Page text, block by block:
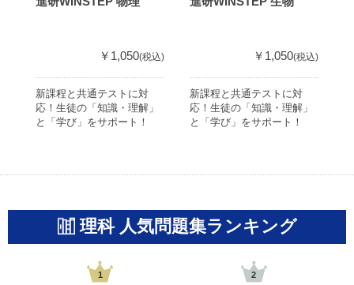
￥1,050(税込)
新課程と共通テストに対
応！生徒の「知識・理解」
と「学び」をサポート！
￥1,050(税込)
新課程と共通テストに対
応！生徒の「知識・理解」
と「学び」をサポート！
理科 人気問題集ランキング
1 2